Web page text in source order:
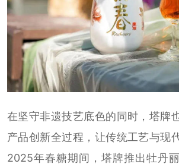
在坚守非遗技艺底色的同时，塔牌
产品创新全过程，让传统工艺与现
2025年春糖期间，塔牌推出牡丹